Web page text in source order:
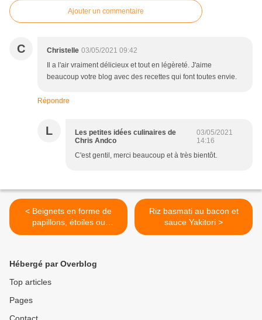
Ajouter un commentaire
C Christelle 03/05/2021 09:42
Il a l'air vraiment délicieux et tout en légèreté. J'aime
beaucoup votre blog avec des recettes qui font toutes envie.
Répondre
L
Les petites idées culinaires de
Chris Andco
03/05/2021
14:16
C'est gentil, merci beaucoup et à très bientôt.
< Beignets en forme de
papillons, étoiles ou
rosaces
Riz basmati au bacon et
sauce Yakitori >
Hébergé par Overblog
Top articles
Pages